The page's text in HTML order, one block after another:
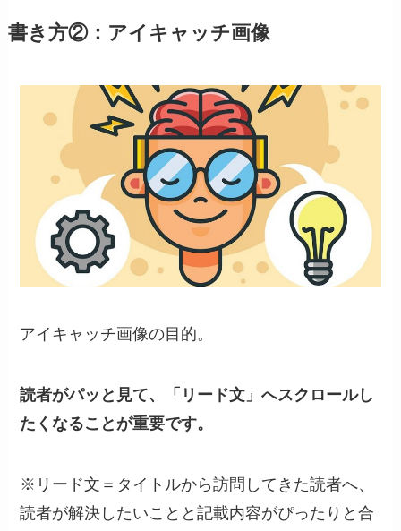
書き方②：アイキャッチ画像
アイキャッチ画像の目的。
読者がパッと見て、「リード文」へスクロールし
たくなることが重要です。
※リード文＝タイトルから訪問してきた読者へ、
読者が解決したいことと記載内容がぴったりと合